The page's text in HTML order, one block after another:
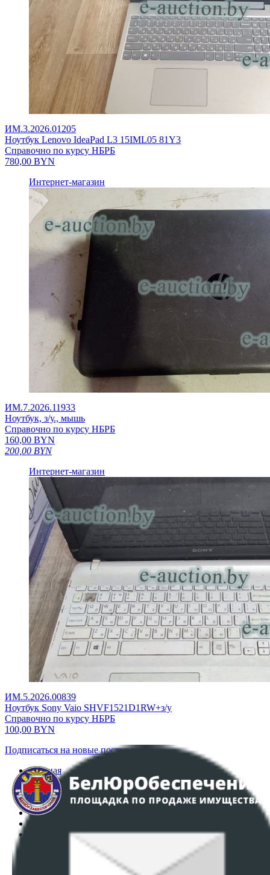
ИМ.3.2026.01205
Ноутбук Lenovo IdeaPad L3 15IML05 81Y3
Справочно по курсу НБРБ
780,00 BYN
Интернет-магазин
ИМ.7.2026.11933
Ноутбук, з/у., мышь
Справочно по курсу НБРБ
160,00 BYN
200,00 BYN
Интернет-магазин
ИМ.5.2026.00839
Ноутбук Sony Vaio SHVF1521D1RW+з/у
Справочно по курсу НБРБ
100,00 BYN
Подписаться на новые поступления
Главная
Аукционы
Интернет-магазин
Регламент организации и проведения торгов
Политика в отношении обработки персональных
ПОЛОЖЕНИЕ О ПОЛИТИКЕ ОБРАБОТКИ COOKIE-